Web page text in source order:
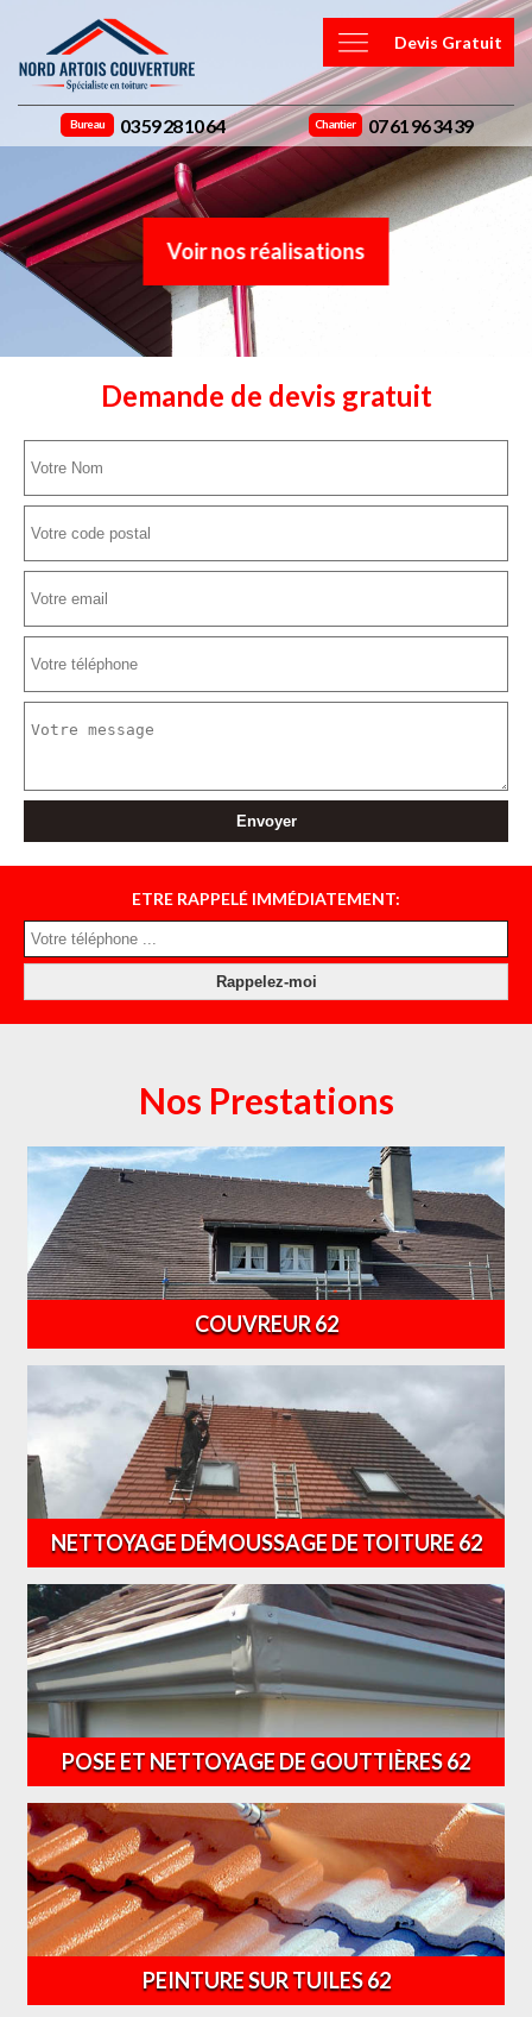
Devis Gratuit
Bureau 03 59 28 10 64 Chantier 07 61 96 34 39
Voir nos réalisations
Demande de devis gratuit
ETRE RAPPELÉ IMMÉDIATEMENT:
Nos Prestations
COUVREUR 62
NETTOYAGE DÉMOUSSAGE DE TOITURE 62
POSE ET NETTOYAGE DE GOUTTIÈRES 62
PEINTURE SUR TUILES 62